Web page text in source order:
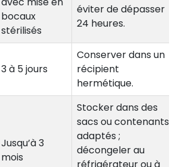
bocaux
stérilisés
éviter de dépasser
24 heures.
3 à 5 jours
Conserver dans un
récipient
hermétique.
Jusqu’à 3
mois
Stocker dans des
sacs ou contenants
adaptés ;
décongeler au
réfrigérateur ou à